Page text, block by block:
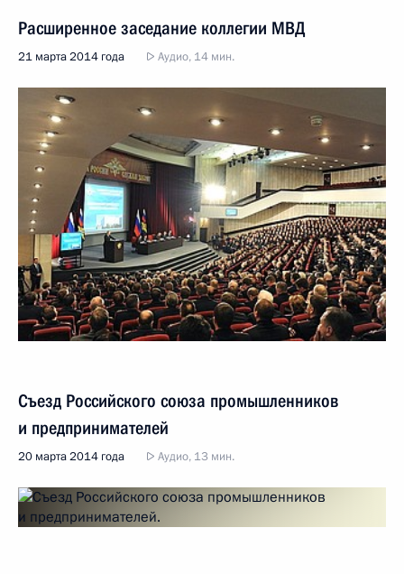
Расширенное заседание коллегии МВД
21 марта 2014 года Аудио, 14 мин.
Съезд Российского союза промышленников
и предпринимателей
20 марта 2014 года Аудио, 13 мин.